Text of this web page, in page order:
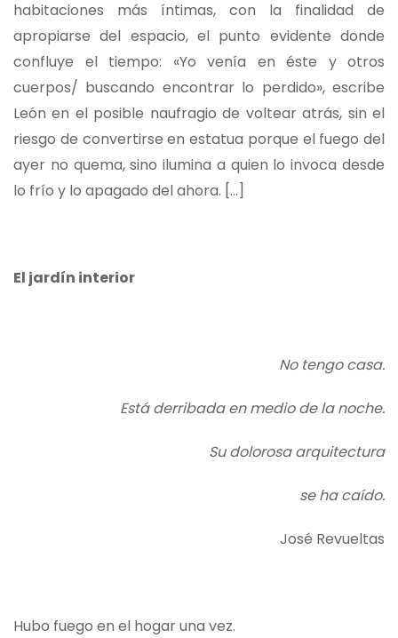
habitaciones más íntimas, con la finalidad de
apropiarse del espacio, el punto evidente donde
confluye el tiempo: «Yo venía en éste y otros
cuerpos/ buscando encontrar lo perdido», escribe
León en el posible naufragio de voltear atrás, sin el
riesgo de convertirse en estatua porque el fuego del
ayer no quema, sino ilumina a quien lo invoca desde
lo frío y lo apagado del ahora. […]
El jardín interior
No tengo casa.
Está derribada en medio de la noche.
Su dolorosa arquitectura
se ha caído.
José Revueltas
Hubo fuego en el hogar una vez.